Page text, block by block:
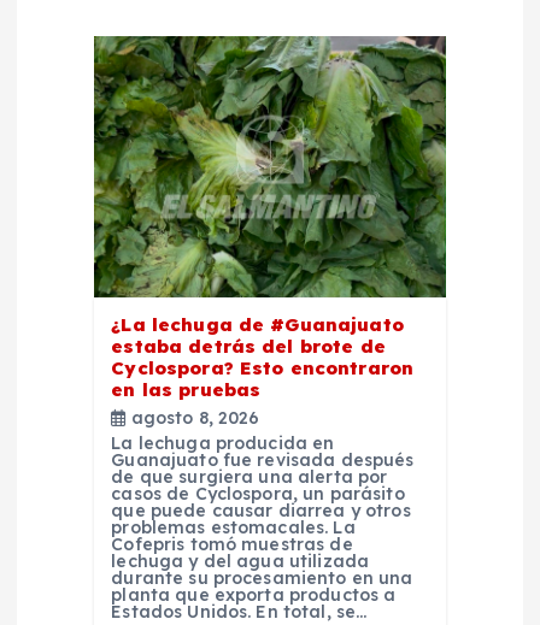
¿La lechuga de #Guanajuato
estaba detrás del brote de
Cyclospora? Esto encontraron
en las pruebas
agosto 8, 2026
La lechuga producida en
Guanajuato fue revisada después
de que surgiera una alerta por
casos de Cyclospora, un parásito
que puede causar diarrea y otros
problemas estomacales. La
Cofepris tomó muestras de
lechuga y del agua utilizada
durante su procesamiento en una
planta que exporta productos a
Estados Unidos. En total, se…